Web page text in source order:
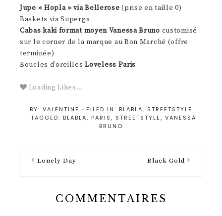
Jupe « Hopla » via Bellerose (prise en taille 0)
Baskets via Superga
Cabas kaki format moyen Vanessa Bruno customisé
sur le corner de la marque au Bon Marché (offre
terminée)
Boucles d’oreillesLoveless Paris
Loading Likes...
BY: VALENTINE · FILED IN: BLABLA, STREETSTYLE
· TAGGED: BLABLA, PARIS, STREETSTYLE, VANESSA
BRUNO
Lonely Day Black Gold
COMMENTAIRES